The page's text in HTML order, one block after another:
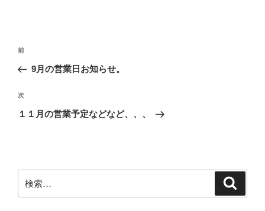
投
ビ
ゲ
ン
前
の
稿
前
9月の営業日お知らせ。
次
の
次
１１月の営業予定などなど、、、
検
索: